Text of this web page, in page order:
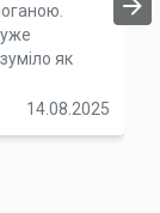
як
14.08.2025